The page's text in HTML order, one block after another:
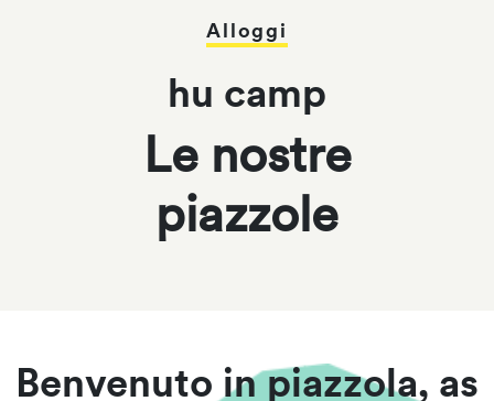
Alloggi
hu camp
Le nostre
piazzole
Benvenuto in piazzola, as